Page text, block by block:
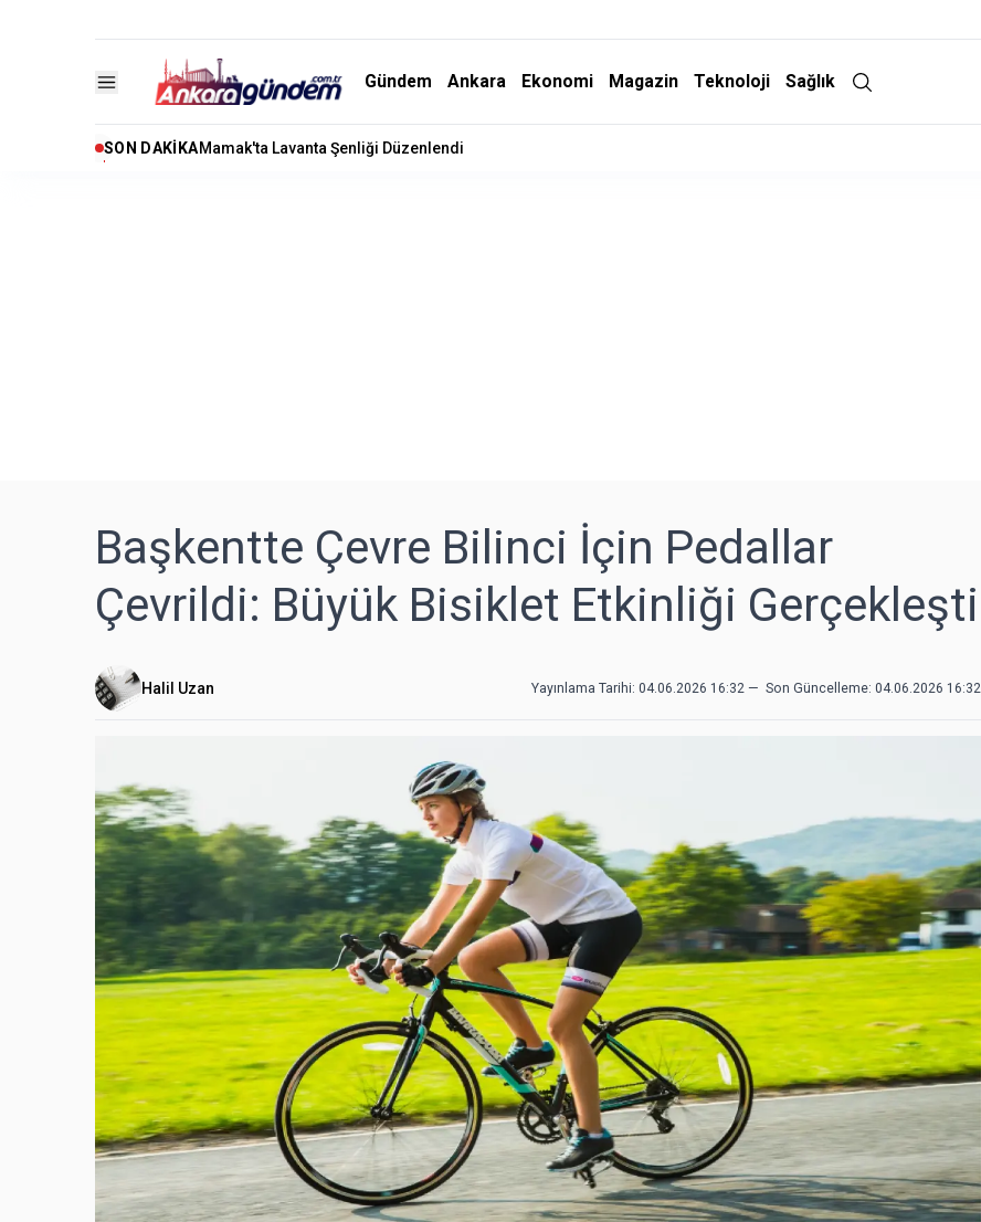
Gündem Ankara Ekonomi Magazin Teknoloji Sağlık
SON DAKIKA"Terörsüz Türkiye" Çerçeve Yasa Teklifi Adalet Komisyonu'nda Kabul Edildi
Başkentte Çevre Bilinci İçin Pedallar
Çevrildi: Büyük Bisiklet Etkinliği Gerçekleşti
Halil Uzan Yayınlama Tarihi: 04.06.2026 16:32 — Son Güncelleme: 04.06.2026 16:32